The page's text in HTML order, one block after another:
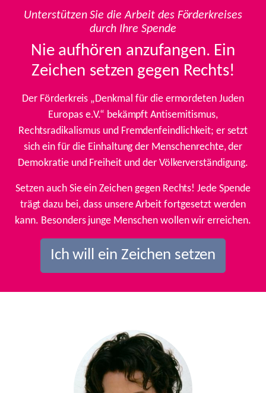
Unterstützen Sie die Arbeit des Förderkreises
durch Ihre Spende
Nie aufhören anzufangen. Ein
Zeichen setzen gegen Rechts!
Der Förderkreis „Denkmal für die ermordeten Juden
Europas e.V.“ bekämpft Antisemitismus,
Rechtsradikalismus und Fremdenfeindlichkeit; er setzt
sich ein für die Einhaltung der Menschenrechte, der
Demokratie und Freiheit und der Völkerverständigung.
Setzen auch Sie ein Zeichen gegen Rechts! Jede Spende
trägt dazu bei, dass unsere Arbeit fortgesetzt werden
kann. Besonders junge Menschen wollen wir erreichen.
Ich will ein Zeichen setzen